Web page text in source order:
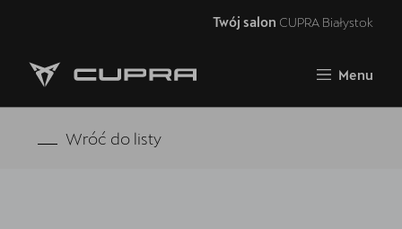
Twój salon CUPRA Białystok
Menu
Strona główna
Oferta i aktualności
Wróć do listy